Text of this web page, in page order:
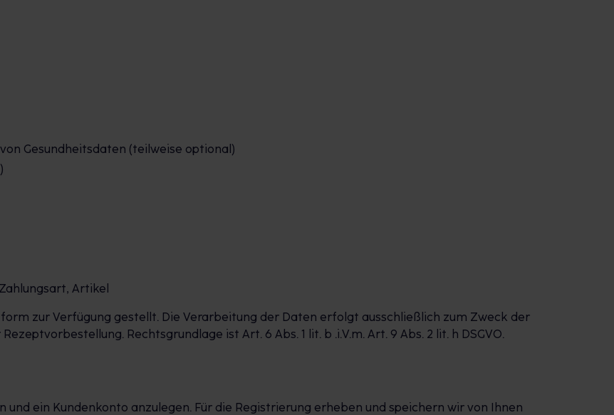
Gesundheitsdaten (teilweise optional)
Artikel
zur Verfügung gestellt. Die Verarbeitung der Daten erfolgt ausschließlich zum Zweck der
Rechtsgrundlage ist Art. 6 Abs. 1 lit. b .i.V.m. Art. 9 Abs. 2 lit. h DSGVO.
und ein Kundenkonto anzulegen. Für die Registrierung erheben und speichern wir von Ihnen